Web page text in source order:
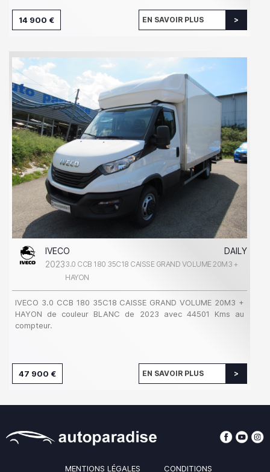
14 900 € EN SAVOIR PLUS
IVECO
DAILY
20233.0 CCB 180 35C18 CAISSE GRAND VOLUME 20M3 +
HAYON
IVECO 3.0 CCB 180 35C18 CAISSE GRAND VOLUME 20M3 +
HAYON de couleur BLANC de 2023 avec 44501 Kms au
compteur.
47 900 € EN SAVOIR PLUS
MENTIONS LÉGALES CONDITIONS